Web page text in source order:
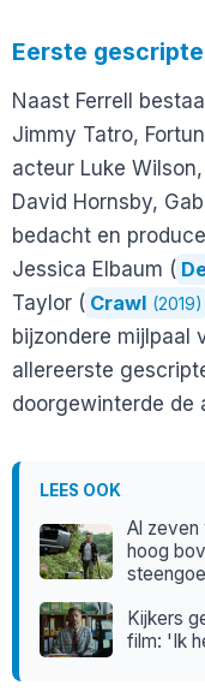
Eerste
Naast Ferrell
Jimmy Tatro,
acteur Luke
David Hornsby,
bedacht en
Jessica Elbaum (
Taylor ( Crawl (2019)
bijzondere mijlpaal
allereerste
doorgewinterde de
LEES OOK
Al zeven
hoog
Kijkers
film: 'Ik